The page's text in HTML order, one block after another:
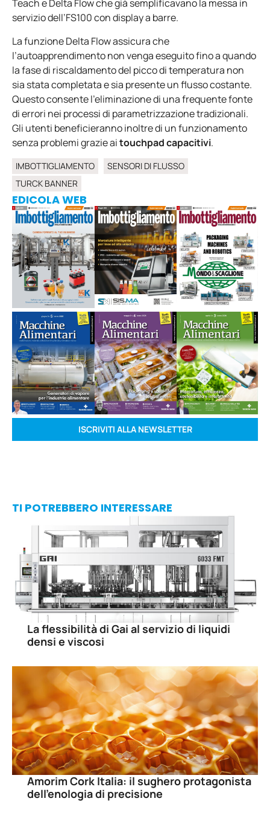
Teach e Delta Flow che già semplificavano la messa in
servizio dell’FS100 con display a barre.
La funzione Delta Flow assicura che
l’autoapprendimento non venga eseguito fino a quando
la fase di riscaldamento del picco di temperatura non
sia stata completata e sia presente un flusso costante.
Questo consente l’eliminazione di una frequente fonte
di errori nei processi di parametrizzazione tradizionali.
Gli utenti beneficieranno inoltre di un funzionamento
senza problemi grazie aitouchpad capacitivi.
IMBOTTIGLIAMENTO
SENSORI DI FLUSSO
TURCK BANNER
EDICOLA WEB
ISCRIVITI ALLA NEWSLETTER
TI POTREBBERO INTERESSARE
La flessibilità di Gai al servizio di liquidi
densi e viscosi
Amorim Cork Italia: il sughero protagonista
dell’enologia di precisione